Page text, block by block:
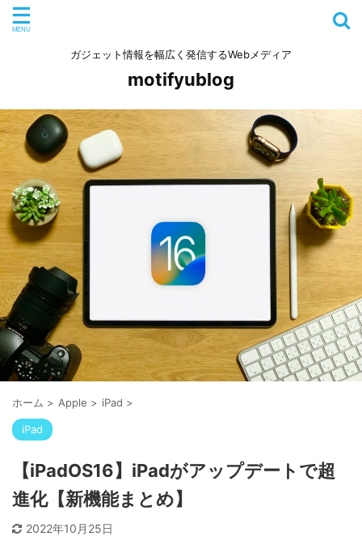
ガジェット情報を幅広く発信するWebメディア
motifyublog
ホーム > Apple > iPad >
iPad
【iPadOS16】iPadがアップデートで超
進化【新機能まとめ】
2022年10月25日